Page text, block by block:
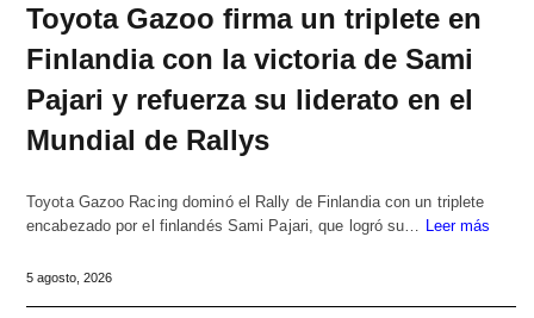
Toyota Gazoo firma un triplete en
Finlandia con la victoria de Sami
Pajari y refuerza su liderato en el
Mundial de Rallys
Toyota Gazoo Racing dominó el Rally de Finlandia con un triplete
encabezado por el finlandés Sami Pajari, que logró su…
Leer más
5 agosto, 2026